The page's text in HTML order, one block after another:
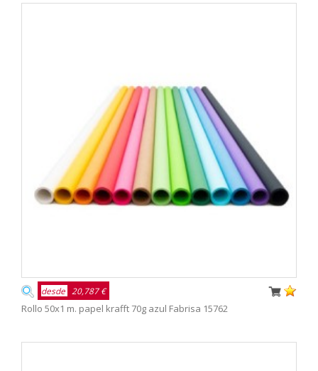
desde 20,787 €
Rollo 50x1 m. papel krafft 70g azul Fabrisa 15762